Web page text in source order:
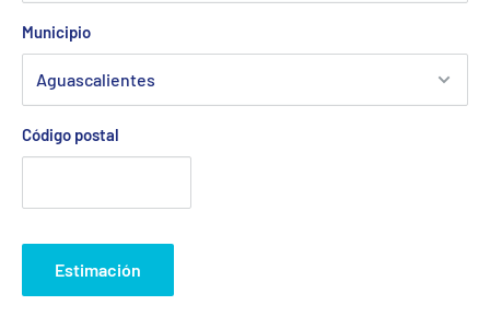
Municipio
Código postal
Estimación